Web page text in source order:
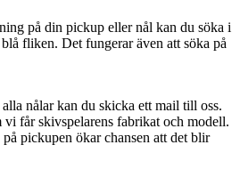
på din pickup eller nål kan du söka i
fliken. Det fungerar även att söka på
nålar kan du skicka ett mail till oss.
får skivspelarens fabrikat och modell.
pickupen ökar chansen att det blir